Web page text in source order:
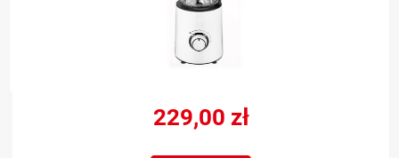
229,00 zł